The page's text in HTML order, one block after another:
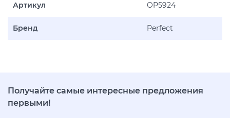
Артикул OP5924
Бренд Perfect
Получайте самые интересные предложения
первыми!